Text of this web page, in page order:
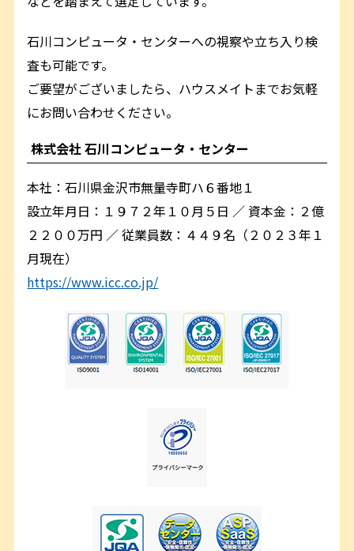
石川コンピュータ・センターへの視察や立ち入り検
査も可能です。
ご要望がございましたら、ハウスメイトまでお気軽
にお問い合わせください。
株式会社 石川コンピュータ・センター
本社：石川県金沢市無量寺町ハ６番地１
設立年月日：１９７２年１０月５日 ／ 資本金：２億
２２００万円 ／ 従業員数：４４９名（２０２３年１
月現在）
https://www.icc.co.jp/